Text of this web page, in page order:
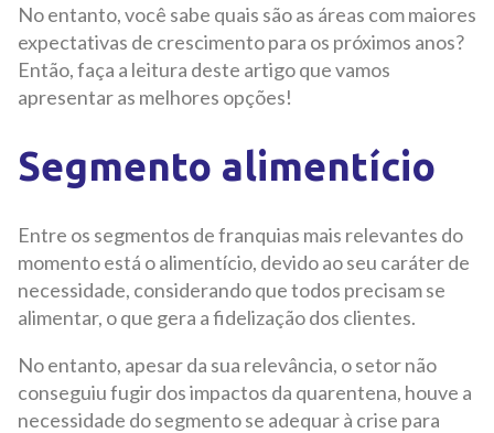
No entanto, você sabe quais são as áreas com maiores
expectativas de crescimento para os próximos anos?
Então, faça a leitura deste artigo que vamos
apresentar as melhores opções!
Segmento alimentício
Entre os segmentos de franquias mais relevantes do
momento está o alimentício, devido ao seu caráter de
necessidade, considerando que todos precisam se
alimentar, o que gera a fidelização dos clientes.
No entanto, apesar da sua relevância, o setor não
conseguiu fugir dos impactos da quarentena, houve a
necessidade do segmento se adequar à crise para